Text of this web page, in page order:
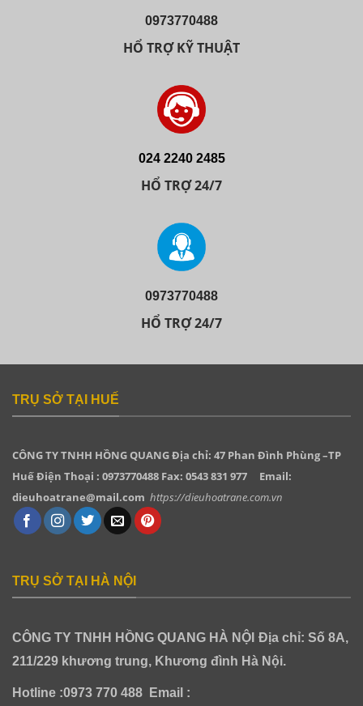
0973770488
HỔ TRỢ KỸ THUẬT
024 2240 2485
HỔ TRỢ 24/7
0973770488
HỔ TRỢ 24/7
TRỤ SỞ TẠI HUẾ
CÔNG TY TNHH HỒNG QUANGĐịa chỉ: 47 Phan Đình Phùng –TP
Huế Điện Thoại : 0973770488 Fax: 0543 831 977
Email:
dieuhoatrane@mail.com https://dieuhoatrane.com.vn
TRỤ SỞ TẠI HÀ NỘI
CÔNG TY TNHH HỒNG QUANG HÀ NỘI Địa chỉ: Số 8A,
211/229 khương trung, Khương đình Hà Nội.
Hotline :0973 770 488 Email :